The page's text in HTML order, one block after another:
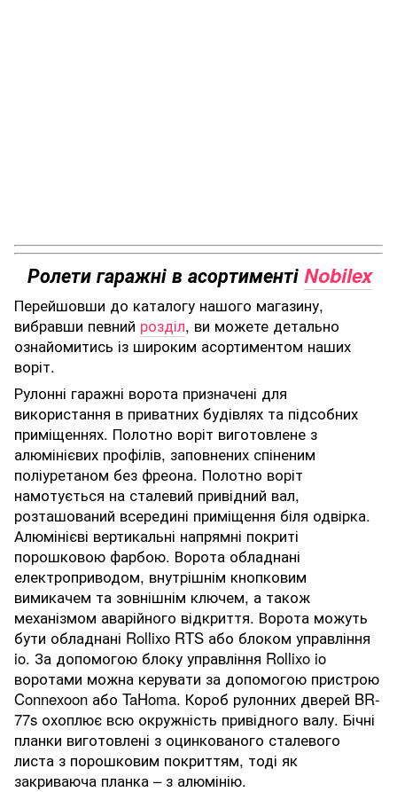
Ролети гаражні в асортиментіNobilex
Перейшовши до каталогу нашого магазину,
вибравши певний розділ, ви можете детально
ознайомитись із широким асортиментом наших
воріт.
Рулонні гаражні ворота призначені для
використання в приватних будівлях та підсобних
приміщеннях. Полотно воріт виготовлене з
алюмінієвих профілів, заповнених спіненим
поліуретаном без фреона. Полотно воріт
намотується на сталевий привідний вал,
розташований всередині приміщення біля одвірка.
Алюмінієві вертикальні напрямні покриті
порошковою фарбою. Ворота обладнані
електроприводом, внутрішнім кнопковим
вимикачем та зовнішнім ключем, а також
механізмом аварійного відкриття. Ворота можуть
бути обладнані Rollixo RTS або блоком управління
io. За допомогою блоку управління Rollixo io
воротами можна керувати за допомогою пристрою
Connexoon або TaHoma. Короб рулонних дверей BR-
77s охоплює всю окружність привідного валу. Бічні
планки виготовлені з оцинкованого сталевого
листа з порошковим покриттям, тоді як
закриваюча планка – з алюмінію.